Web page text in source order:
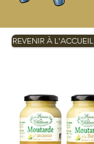
REVENIR À L'ACCUEIL